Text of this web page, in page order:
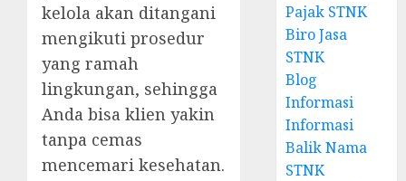
kelola akan ditangani
mengikuti prosedur
yang ramah
lingkungan, sehingga
Anda bisa klien yakin
tanpa cemas
mencemari kesehatan.
Pajak STNK
Biro Jasa
STNK
Blog
Informasi
Informasi
Balik Nama
STNK